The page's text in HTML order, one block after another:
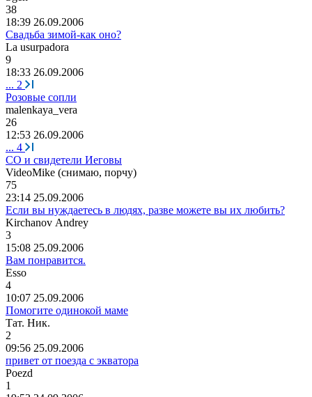
38
18:39 26.09.2006
Свадьба зимой-как оно?
La usurpadora
9
18:33 26.09.2006
... 2
Розовые сопли
malenkaya_vera
26
12:53 26.09.2006
... 4
СО и свидетели Иеговы
VideoMike (снимаю, порчу)
75
23:14 25.09.2006
Если вы нуждаетесь в людях, разве можете вы их любить?
Kirchanov Andrey
3
15:08 25.09.2006
Вам понравится.
Esso
4
10:07 25.09.2006
Помогите одинокой маме
Тат. Ник.
2
09:56 25.09.2006
привет от поезда с экватора
Poezd
1